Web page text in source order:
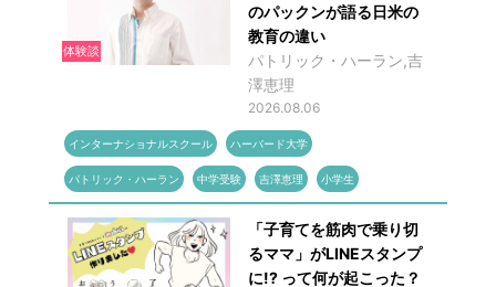
体験談
のパックンが語る日米の
教育の違い
パトリック・ハーラン,吉
澤恵理
2026.08.06
インターナショナルスクール ハーバード大学
パトリック・ハーラン 中学受験 吉澤恵理 小学生
「子育てを筋肉で乗り切
るママ」がLINEスタンプ
に!? って何が起こった？